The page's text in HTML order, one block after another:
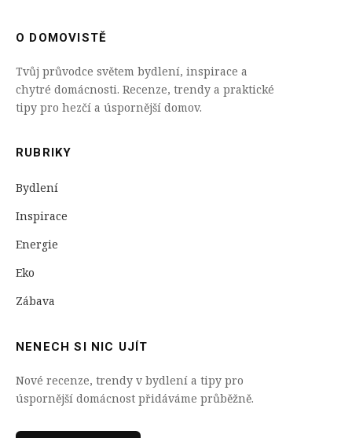
O DOMOVISTĚ
Tvůj průvodce světem bydlení, inspirace a
chytré domácnosti. Recenze, trendy a praktické
tipy pro hezčí a úspornější domov.
RUBRIKY
Bydlení
Inspirace
Energie
Eko
Zábava
NENECH SI NIC UJÍT
Nové recenze, trendy v bydlení a tipy pro
úspornější domácnost přidáváme průběžně.